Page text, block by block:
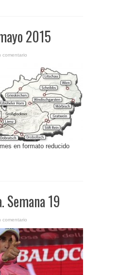
2015
comentario
en formato reducido
Semana 19
comentario